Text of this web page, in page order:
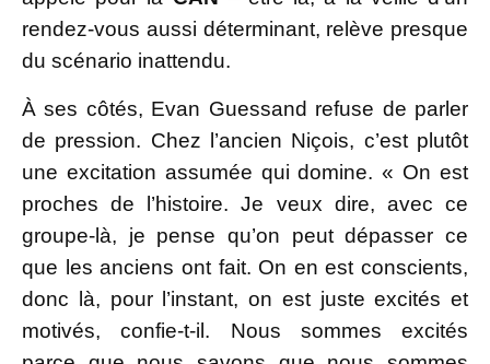
rendez-vous aussi déterminant, relève presque
du scénario inattendu.
À ses côtés, Evan Guessand refuse de parler
de pression. Chez l’ancien Niçois, c’est plutôt
une excitation assumée qui domine. « On est
proches de l’histoire. Je veux dire, avec ce
groupe-là, je pense qu’on peut dépasser ce
que les anciens ont fait. On en est conscients,
donc là, pour l’instant, on est juste excités et
motivés, confie-t-il. Nous sommes excités